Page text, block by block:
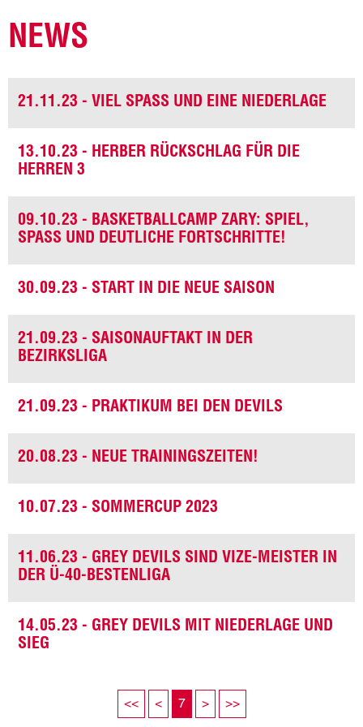
NEWS
21.11.23 - VIEL SPASS UND EINE NIEDERLAGE
13.10.23 - HERBER RÜCKSCHLAG FÜR DIE
HERREN 3
09.10.23 - BASKETBALLCAMP ZARY: SPIEL,
SPASS UND DEUTLICHE FORTSCHRITTE!
30.09.23 - START IN DIE NEUE SAISON
21.09.23 - SAISONAUFTAKT IN DER
BEZIRKSLIGA
21.09.23 - PRAKTIKUM BEI DEN DEVILS
20.08.23 - NEUE TRAININGSZEITEN!
10.07.23 - SOMMERCUP 2023
11.06.23 - GREY DEVILS SIND VIZE-MEISTER IN
DER Ü-40-BESTENLIGA
14.05.23 - GREY DEVILS MIT NIEDERLAGE UND
SIEG
<< < 7 > >>